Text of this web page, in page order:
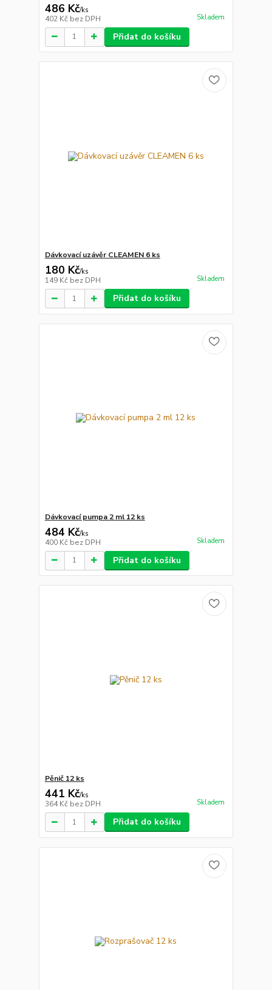
486 Kč/ks
402 Kč bez DPH Skladem
Přidat do košíku
Dávkovací uzávěr CLEAMEN 6 ks
180 Kč/ks
149 Kč bez DPH Skladem
Přidat do košíku
Dávkovací pumpa 2 ml 12 ks
484 Kč/ks
400 Kč bez DPH Skladem
Přidat do košíku
Pěnič 12 ks
441 Kč/ks
364 Kč bez DPH Skladem
Přidat do košíku